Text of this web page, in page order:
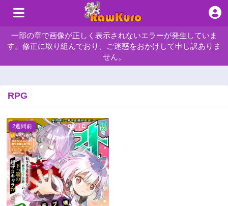
一部の章で画像が正しく表示されないエラーが発生していま
す。修正に取り組んでおり、ご迷惑をおかけして申し訳ありま
せん。
RPG
2週間前